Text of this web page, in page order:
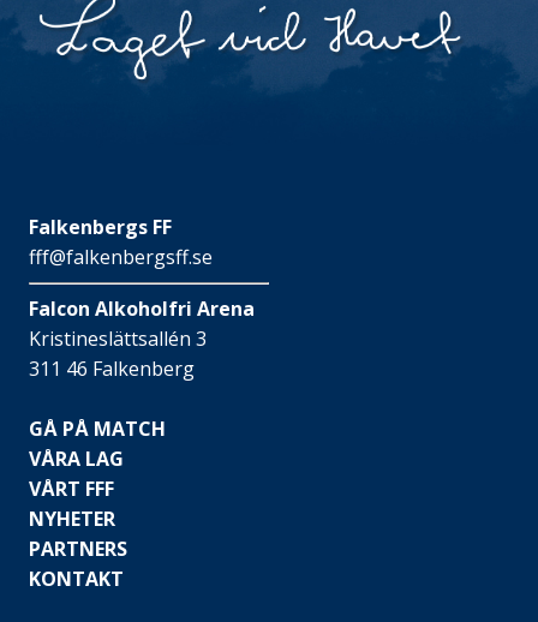
Falkenbergs FF
fff@falkenbergsff.se
Falcon Alkoholfri Arena
Kristineslättsallén 3
311 46 Falkenberg
GÅ PÅ MATCH
VÅRA LAG
VÅRT FFF
NYHETER
PARTNERS
KONTAKT